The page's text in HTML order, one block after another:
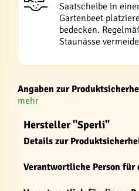
Saatscheibe in
Gartenbeet
bedecken.
Staunässe
Angaben zur
mehr
Hersteller "Sperli"
Details zur
Verantwortliche Person für